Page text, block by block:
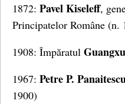
1872: Pavel Kiseleff,
Principatelor Române (n.
1908: Împăratul
1967: Petre P.
1900)